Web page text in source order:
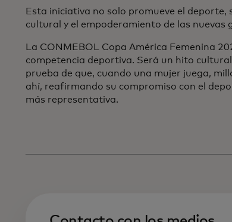
Esta iniciativa no solo promueve el
cultural y el empoderamiento de las nuevas
La CONMEBOL Copa América Femenina
competencia deportiva. Será un hito
prueba de que, cuando una mujer juega,
ahí, reafirmando su compromiso con el
más representativa.